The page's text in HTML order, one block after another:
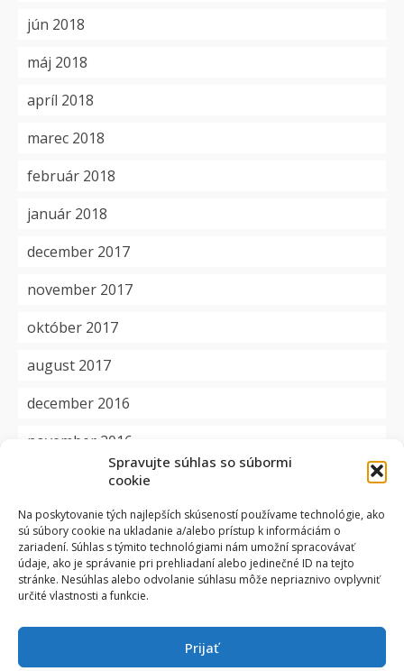
Spravujte súhlas so súbormi
cookie
Na poskytovanie tých najlepších skúseností používame technológie, ako
sú súbory cookie na ukladanie a/alebo prístup k informáciám o
zariadení. Súhlas s týmito technológiami nám umožní spracovávať
údaje, ako je správanie pri prehliadaní alebo jedinečné ID na tejto
stránke. Nesúhlas alebo odvolanie súhlasu môže nepriaznivo ovplyvniť
určité vlastnosti a funkcie.
Prijať
jún 2018
máj 2018
apríl 2018
marec 2018
február 2018
január 2018
december 2017
november 2017
október 2017
august 2017
december 2016
november 2016
aktuality
dôležité